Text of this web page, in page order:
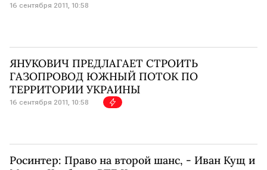
16 сентября 2011, 10:58
ЯНУКОВИЧ ПРЕДЛАГАЕТ СТРОИТЬ
ГАЗОПРОВОД ЮЖНЫЙ ПОТОК ПО
ТЕРРИТОРИИ УКРАИНЫ
16 сентября 2011, 10:58
Росинтер: Право на второй шанс, - Иван Кущ и